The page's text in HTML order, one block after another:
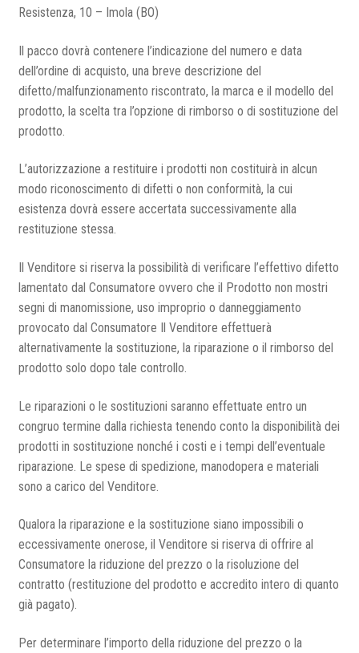
Resistenza, 10 – Imola (BO)
Il pacco dovrà contenere l’indicazione del numero e data
dell’ordine di acquisto, una breve descrizione del
difetto/malfunzionamento riscontrato, la marca e il modello del
prodotto, la scelta tra l’opzione di rimborso o di sostituzione del
prodotto.
L’autorizzazione a restituire i prodotti non costituirà in alcun
modo riconoscimento di difetti o non conformità, la cui
esistenza dovrà essere accertata successivamente alla
restituzione stessa.
Il Venditore si riserva la possibilità di verificare l’effettivo difetto
lamentato dal Consumatore ovvero che il Prodotto non mostri
segni di manomissione, uso improprio o danneggiamento
provocato dal Consumatore Il Venditore effettuerà
alternativamente la sostituzione, la riparazione o il rimborso del
prodotto solo dopo tale controllo.
Le riparazioni o le sostituzioni saranno effettuate entro un
congruo termine dalla richiesta tenendo conto la disponibilità dei
prodotti in sostituzione nonché i costi e i tempi dell’eventuale
riparazione. Le spese di spedizione, manodopera e materiali
sono a carico del Venditore.
Qualora la riparazione e la sostituzione siano impossibili o
eccessivamente onerose, il Venditore si riserva di offrire al
Consumatore la riduzione del prezzo o la risoluzione del
contratto (restituzione del prodotto e accredito intero di quanto
già pagato).
Per determinare l’importo della riduzione del prezzo o la